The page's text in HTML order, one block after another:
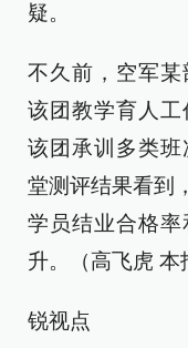
疑。
不久前，空军
该团教学育人工
该团承训多类
堂测评结果看到
学员结业合格
升。（高飞虎 本
锐视点